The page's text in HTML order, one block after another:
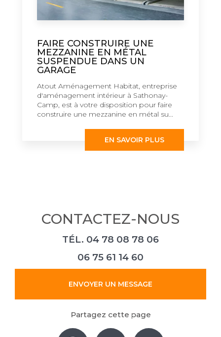
FAIRE CONSTRUIRE UNE
MEZZANINE EN MÉTAL
SUSPENDUE DANS UN
GARAGE
Atout Aménagement Habitat, entreprise
d'aménagement intérieur à Sathonay-
Camp, est à votre disposition pour faire
construire une mezzanine en métal su...
EN SAVOIR PLUS
CONTACTEZ-NOUS
TÉL. 04 78 08 78 06
06 75 61 14 60
ENVOYER UN MESSAGE
Partagez cette page
Facebook